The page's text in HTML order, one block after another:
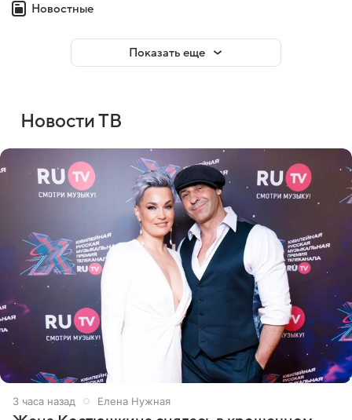
Новостные
Показать еще
Новости ТВ
3 часа назад Елена Нужная